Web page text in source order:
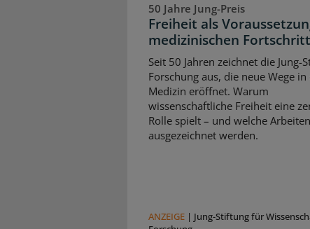
50 Jahre Jung-Preis
Freiheit als
medizinischen Fortschritt
Seit 50 Jahren zeichnet die Jung-
Forschung aus, die neue Wege in
Medizin eröffnet. Warum
wissenschaftliche Freiheit eine
Rolle spielt – und welche Arbeiten
ausgezeichnet werden.
ANZEIGE | Jung-Stiftung für